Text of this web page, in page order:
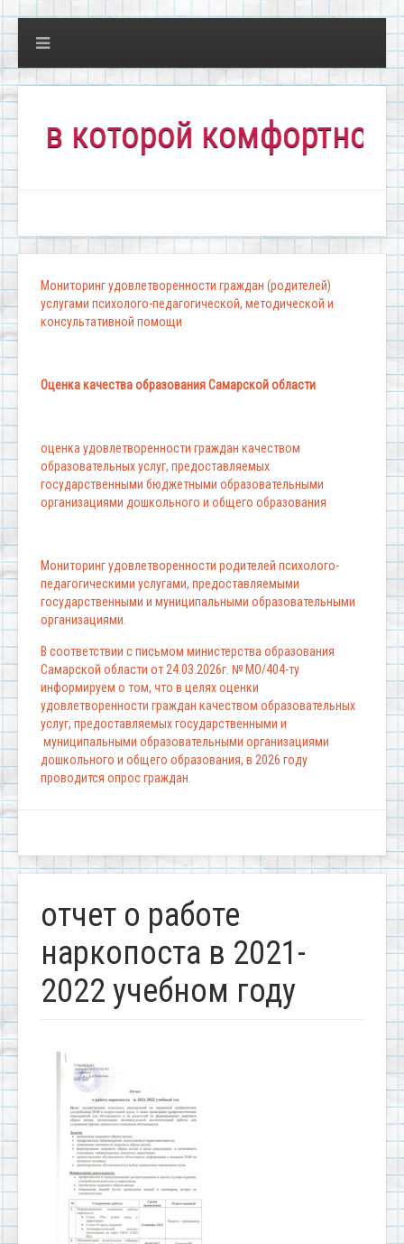
комфортно всем!"
Мониторинг удовлетворенности граждан (родителей)
услугами психолого-педагогической, методической и
консультативной помощи
Оценка качества образования Самарской области
оценка удовлетворенности граждан качеством
образовательных услуг, предоставляемых
государственными бюджетными образовательными
организациями дошкольного и общего образования
Мониторинг удовлетворенности родителей психолого-
педагогическими услугами, предоставляемыми
государственными и муниципальными образовательными
организациями.
В соответствии с письмом министерства образования
Самарской области от 24.03.2026г. № МО/404-ту
информируем о том, что в целях оценки
удовлетворенности граждан качеством образовательных
услуг, предоставляемых государственными и
муниципальными образовательными организациями
дошкольного и общего образования, в 2026 году
проводится опрос граждан.
отчет о работе
наркопоста в 2021-
2022 учебном году